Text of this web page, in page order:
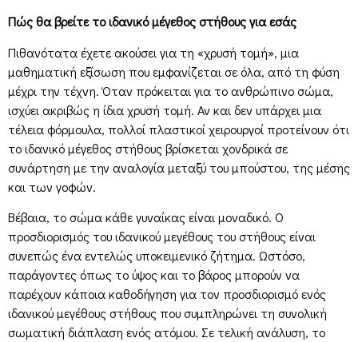
Πώς θα βρείτε το ιδανικό μέγεθος στήθους για εσάς
Πιθανότατα έχετε ακούσει για τη «χρυσή τομή», μια
μαθηματική εξίσωση που εμφανίζεται σε όλα, από τη φύση
μέχρι την τέχνη. Όταν πρόκειται για το ανθρώπινο σώμα,
ισχύει ακριβώς η ίδια χρυσή τομή. Αν και δεν υπάρχει μια
τέλεια φόρμουλα, πολλοί πλαστικοί χειρουργοί προτείνουν ότι
το ιδανικό μέγεθος στήθους βρίσκεται χονδρικά σε
συνάρτηση με την αναλογία μεταξύ του μπούστου, της μέσης
και των γοφών.
Βέβαια, το σώμα κάθε γυναίκας είναι μοναδικό. Ο
προσδιορισμός του ιδανικού μεγέθους του στήθους είναι
συνεπώς ένα εντελώς υποκειμενικό ζήτημα. Ωστόσο,
παράγοντες όπως το ύψος και το βάρος μπορούν να
παρέχουν κάποια καθοδήγηση για τον προσδιορισμό ενός
ιδανικού μεγέθους στήθους που συμπληρώνει τη συνολική
σωματική διάπλαση ενός ατόμου. Σε τελική ανάλυση, το